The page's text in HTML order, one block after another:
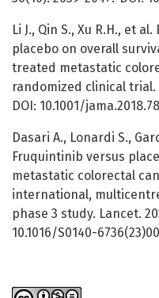
Li J., Qin S., Xu R.H., et
placebo on overall
treated metastatic
randomized clinical trial.
DOI: 10.1001/
Dasari A., Lonardi S.,
Fruquintinib versus
metastatic colorectal
international,
phase 3 study. Lancet.
10.1016/S0140-